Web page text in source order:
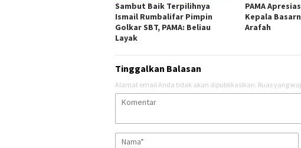
Sambut Baik Terpilihnya
Ismail Rumbalifar Pimpin
Golkar SBT, PAMA: Beliau
Layak
PAMA
Kepala
Arafah
Tinggalkan Balasan
Alamat email Anda tidak akan dipublikasikan. Ruas yang